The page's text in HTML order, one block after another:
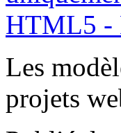
Les
projets